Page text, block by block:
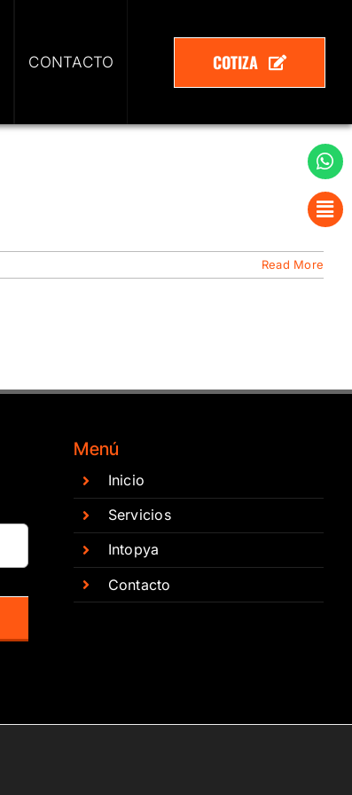
CONTACTO COTIZA
Read More
Menú
Inicio
Servicios
Intopya
Contacto